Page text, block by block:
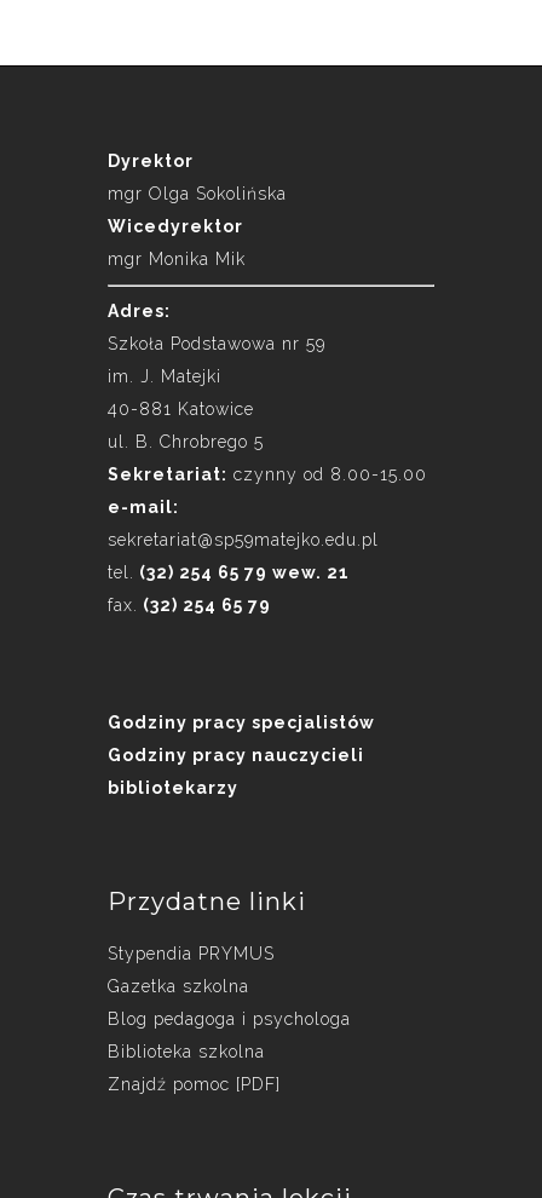
Dyrektor
mgr Olga Sokolińska
Wicedyrektor
mgr Monika Mik
Adres:
Szkoła Podstawowa nr 59
im. J. Matejki
40-881 Katowice
ul. B. Chrobrego 5
Sekretariat: czynny od 8.00-15.00
e-mail:
sekretariat@sp59matejko.edu.pl
tel.
(32) 254 65 79 wew. 21
fax.
(32) 254 65 79
Godziny pracy specjalistów
Godziny pracy nauczycieli
bibliotekarzy
Przydatne linki
Stypendia PRYMUS
Gazetka szkolna
Blog pedagoga i psychologa
Biblioteka szkolna
Znajdź pomoc [PDF]